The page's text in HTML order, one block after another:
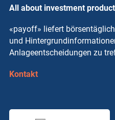
All about investment
«payoff» liefert
und
Anlageentscheidungen zu
Kontakt